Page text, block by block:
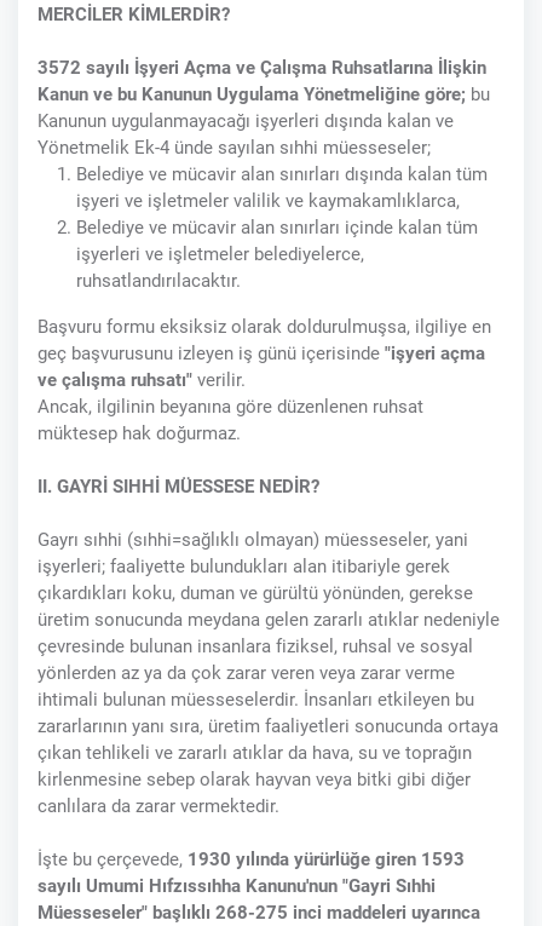
MERCİLER KİMLERDİR?
3572 sayılı İşyeri Açma ve Çalışma Ruhsatlarına İlişkin
Kanun ve bu Kanunun Uygulama Yönetmeliğine göre; bu
Kanunun uygulanmayacağı işyerleri dışında kalan ve
Yönetmelik Ek-4 ünde sayılan sıhhi müesseseler;
Belediye ve mücavir alan sınırları dışında kalan tüm
işyeri ve işletmeler valilik ve kaymakamlıklarca,
Belediye ve mücavir alan sınırları içinde kalan tüm
işyerleri ve işletmeler belediyelerce,
ruhsatlandırılacaktır.
Başvuru formu eksiksiz olarak doldurulmuşsa, ilgiliye en
geç başvurusunu izleyen iş günü içerisinde "işyeri açma
ve çalışma ruhsatı" verilir.
Ancak, ilgilinin beyanına göre düzenlenen ruhsat
müktesep hak doğurmaz.
II. GAYRİ SIHHİ MÜESSESE NEDİR?
Gayrı sıhhi (sıhhi=sağlıklı olmayan) müesseseler, yani
işyerleri; faaliyette bulundukları alan itibariyle gerek
çıkardıkları koku, duman ve gürültü yönünden, gerekse
üretim sonucunda meydana gelen zararlı atıklar nedeniyle
çevresinde bulunan insanlara fiziksel, ruhsal ve sosyal
yönlerden az ya da çok zarar veren veya zarar verme
ihtimali bulunan müesseselerdir. İnsanları etkileyen bu
zararlarının yanı sıra, üretim faaliyetleri sonucunda ortaya
çıkan tehlikeli ve zararlı atıklar da hava, su ve toprağın
kirlenmesine sebep olarak hayvan veya bitki gibi diğer
canlılara da zarar vermektedir.
İşte bu çerçevede, 1930 yılında yürürlüğe giren 1593
sayılı Umumi Hıfzıssıhha Kanunu'nun "Gayri Sıhhi
Müesseseler" başlıklı 268-275 inci maddeleri uyarınca